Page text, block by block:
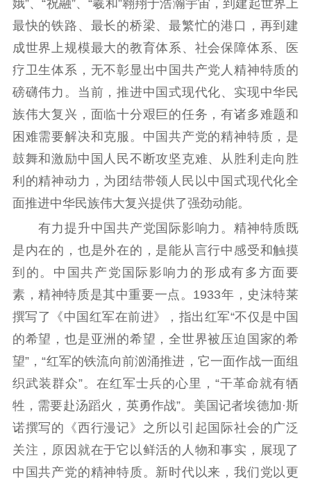
娥”、“祝融”、“羲和”翱翔于浩瀚宇宙，到建起世界上
最快的铁路、最长的桥梁、最繁忙的港口，再到建
成世界上规模最大的教育体系、社会保障体系、医
疗卫生体系，无不彰显出中国共产党人精神特质的
磅礴伟力。当前，推进中国式现代化、实现中华民
族伟大复兴，面临十分艰巨的任务，有诸多难题和
困难需要解决和克服。中国共产党的精神特质，是
鼓舞和激励中国人民不断攻坚克难、从胜利走向胜
利的精神动力，为团结带领人民以中国式现代化全
面推进中华民族伟大复兴提供了强劲动能。
有力提升中国共产党国际影响力。精神特质既
是内在的，也是外在的，是能从言行中感受和触摸
到的。中国共产党国际影响力的形成有多方面要
素，精神特质是其中重要一点。1933年，史沫特莱
撰写了《中国红军在前进》，指出红军“不仅是中国
的希望，也是亚洲的希望，全世界被压迫国家的希
望”，“红军的铁流向前汹涌推进，它一面作战一面组
织武装群众”。在红军士兵的心里，“干革命就有牺
牲，需要赴汤蹈火，英勇作战”。美国记者埃德加·斯
诺撰写的《西行漫记》之所以引起国际社会的广泛
关注，原因就在于它以鲜活的人物和事实，展现了
中国共产党的精神特质。新时代以来，我们党以更